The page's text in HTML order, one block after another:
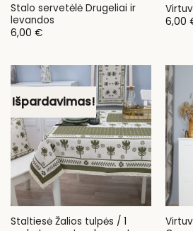
Stalo servetėlė Drugeliai ir
levandos
6,00 €
6,00
Išpardavimas!
Staltiesė Žalios tulpės / 1